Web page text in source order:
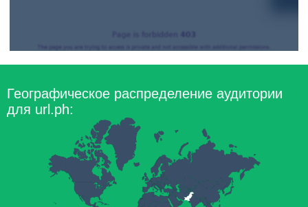
Географическое распределение аудитории
для url.ph: